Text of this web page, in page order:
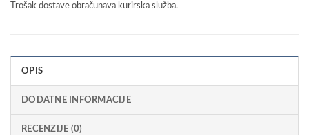
bila:
Trošak dostave obračunava kurirska služba.
OPIS
DODATNE INFORMACIJE
RECENZIJE (0)